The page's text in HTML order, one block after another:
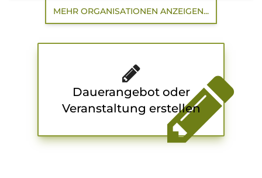
MEHR ORGANISATIONEN ANZEIGEN...
Dauerangebot oder
Veranstaltung erstellen